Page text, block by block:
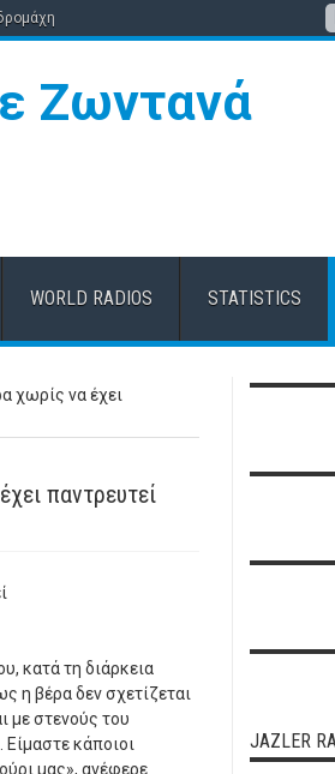
WORLD RADIOS STATISTICS
χωρίς να έχει
παντρευτεί
κατά τη διάρκεια
η βέρα δεν σχετίζεται
με στενούς του
κάποιοι
μας», ανέφερε
JAZLER